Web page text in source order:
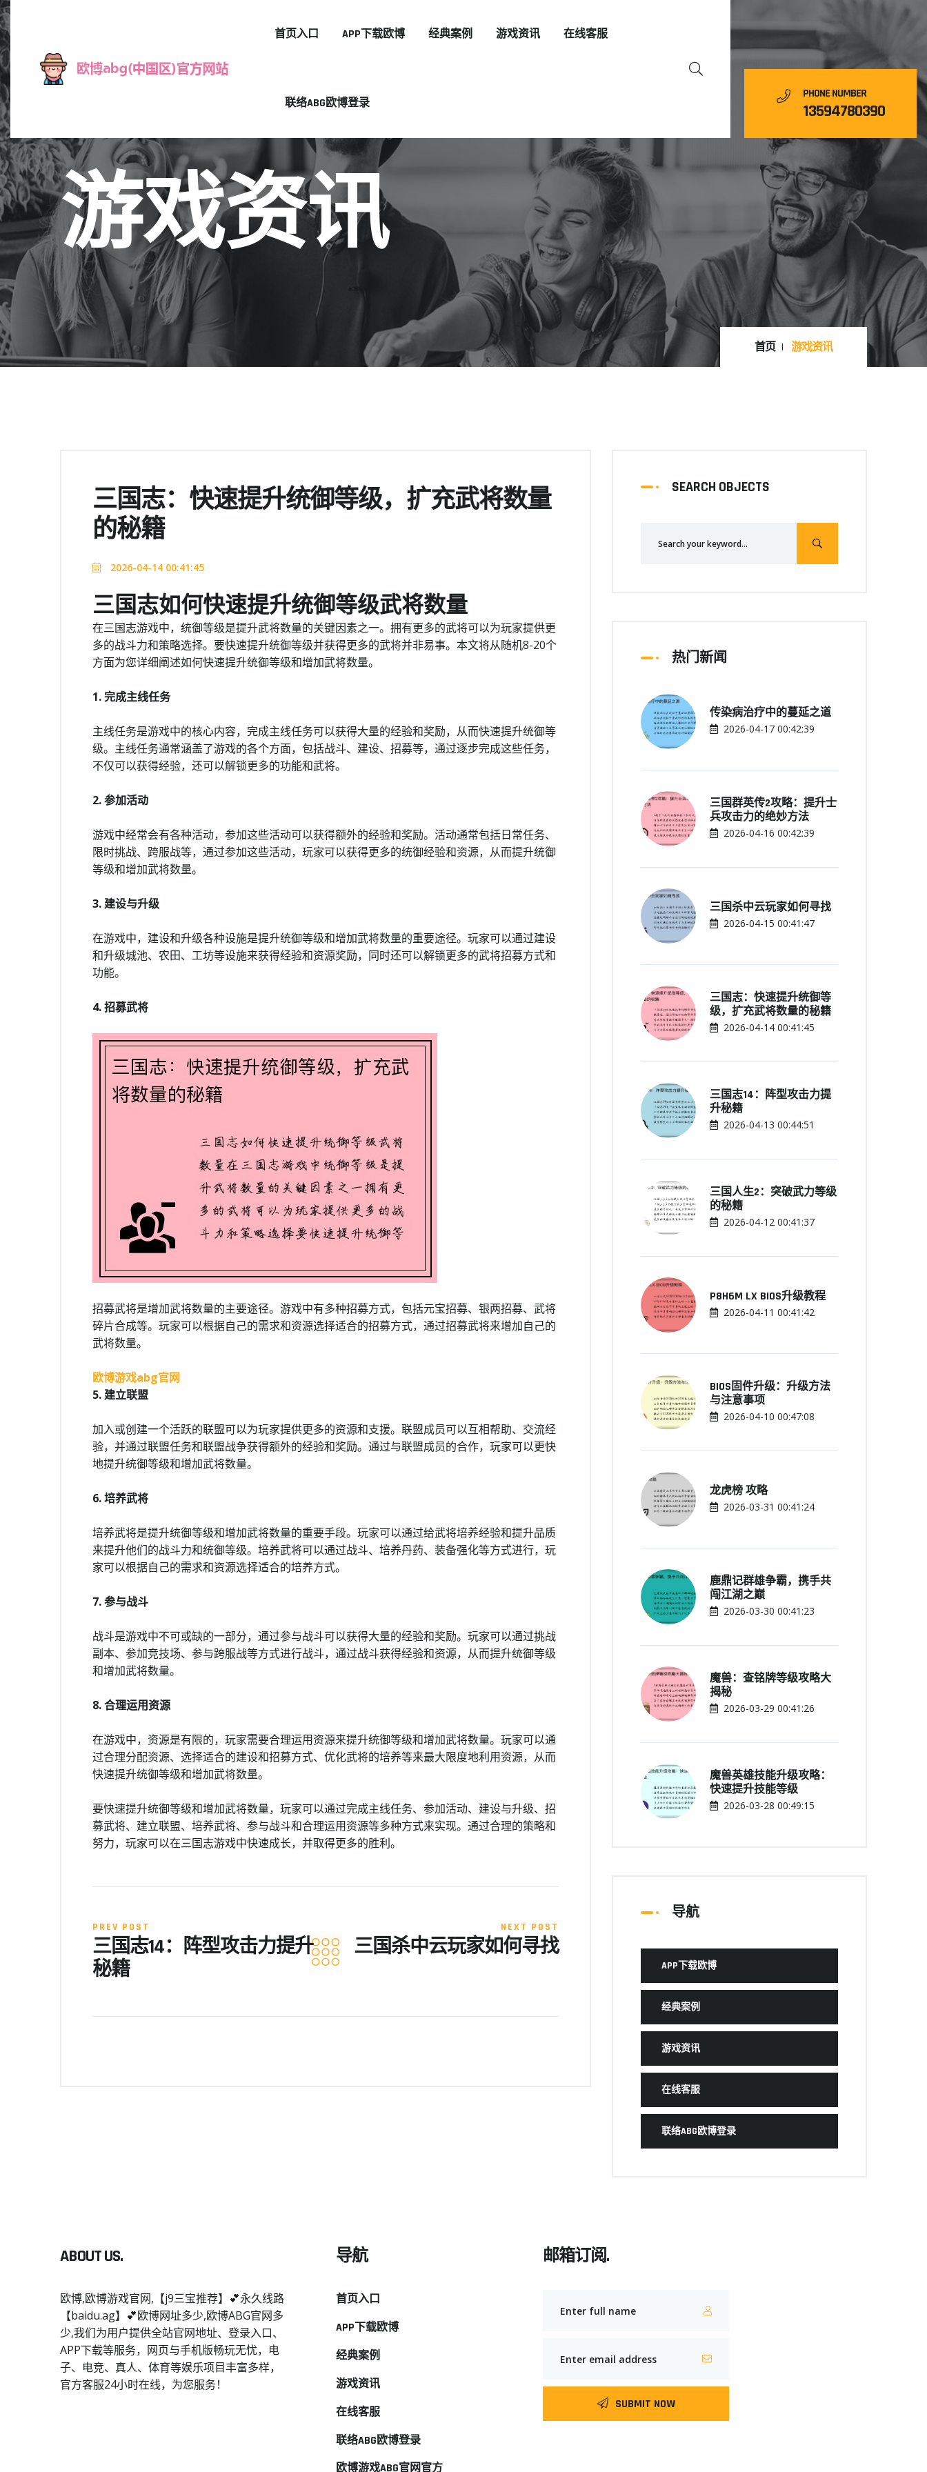
首页入口 APP下载欧博 经典案例 游戏资讯 在线客服
联络ABG欧博登录
PHONE NUMBER
13594780390
游戏资讯
首页 游戏资讯
三国志：快速提升统御等级，扩充武将数量
的秘籍
2026-04-14 00:41:45
三国志如何快速提升统御等级武将数量
在三国志游戏中，统御等级是提升武将数量的关键因素之一。拥有更多的武将可以为玩家提供更
多的战斗力和策略选择。要快速提升统御等级并获得更多的武将并非易事。本文将从随机8-20个
方面为您详细阐述如何快速提升统御等级和增加武将数量。
1. 完成主线任务
主线任务是游戏中的核心内容，完成主线任务可以获得大量的经验和奖励，从而快速提升统御等
级。主线任务通常涵盖了游戏的各个方面，包括战斗、建设、招募等，通过逐步完成这些任务，
不仅可以获得经验，还可以解锁更多的功能和武将。
2. 参加活动
游戏中经常会有各种活动，参加这些活动可以获得额外的经验和奖励。活动通常包括日常任务、
限时挑战、跨服战等，通过参加这些活动，玩家可以获得更多的统御经验和资源，从而提升统御
等级和增加武将数量。
3. 建设与升级
在游戏中，建设和升级各种设施是提升统御等级和增加武将数量的重要途径。玩家可以通过建设
和升级城池、农田、工坊等设施来获得经验和资源奖励，同时还可以解锁更多的武将招募方式和
功能。
4. 招募武将
招募武将是增加武将数量的主要途径。游戏中有多种招募方式，包括元宝招募、银两招募、武将
碎片合成等。玩家可以根据自己的需求和资源选择适合的招募方式，通过招募武将来增加自己的
武将数量。
欧博游戏abg官网
5. 建立联盟
加入或创建一个活跃的联盟可以为玩家提供更多的资源和支援。联盟成员可以互相帮助、交流经
验，并通过联盟任务和联盟战争获得额外的经验和奖励。通过与联盟成员的合作，玩家可以更快
地提升统御等级和增加武将数量。
6. 培养武将
培养武将是提升统御等级和增加武将数量的重要手段。玩家可以通过给武将培养经验和提升品质
来提升他们的战斗力和统御等级。培养武将可以通过战斗、培养丹药、装备强化等方式进行，玩
家可以根据自己的需求和资源选择适合的培养方式。
7. 参与战斗
战斗是游戏中不可或缺的一部分，通过参与战斗可以获得大量的经验和奖励。玩家可以通过挑战
副本、参加竞技场、参与跨服战等方式进行战斗，通过战斗获得经验和资源，从而提升统御等级
和增加武将数量。
8. 合理运用资源
在游戏中，资源是有限的，玩家需要合理运用资源来提升统御等级和增加武将数量。玩家可以通
过合理分配资源、选择适合的建设和招募方式、优化武将的培养等来最大限度地利用资源，从而
快速提升统御等级和增加武将数量。
要快速提升统御等级和增加武将数量，玩家可以通过完成主线任务、参加活动、建设与升级、招
募武将、建立联盟、培养武将、参与战斗和合理运用资源等多种方式来实现。通过合理的策略和
努力，玩家可以在三国志游戏中快速成长，并取得更多的胜利。
PREV POST
三国志14：阵型攻击力提升
秘籍
NEXT POST
三国杀中云玩家如何寻找
SEARCH OBJECTS
热门新闻
传染病治疗中的蔓延之道
2026-04-17 00:42:39
三国群英传2攻略：提升士
兵攻击力的绝妙方法
2026-04-16 00:42:39
三国杀中云玩家如何寻找
2026-04-15 00:41:47
三国志：快速提升统御等
级，扩充武将数量的秘籍
2026-04-14 00:41:45
三国志14：阵型攻击力提
升秘籍
2026-04-13 00:44:51
三国人生2：突破武力等级
的秘籍
2026-04-12 00:41:37
P8H6M LX BIOS升级教程
2026-04-11 00:41:42
BIOS固件升级：升级方法
与注意事项
2026-04-10 00:47:08
龙虎榜 攻略
2026-03-31 00:41:24
鹿鼎记群雄争霸，携手共
闯江湖之巅
2026-03-30 00:41:23
魔兽：查铭牌等级攻略大
揭秘
2026-03-29 00:41:26
魔兽英雄技能升级攻略：
快速提升技能等级
2026-03-28 00:49:15
导航
APP下载欧博
经典案例
游戏资讯
在线客服
联络ABG欧博登录
ABOUT US.
欧博,欧博游戏官网,【j9三宝推荐】💕永久线路
【baidu.ag】💕欧博网址多少,欧博ABG官网多
少,我们为用户提供全站官网地址、登录入口、
APP下载等服务，网页与手机版畅玩无忧，电
子、电竞、真人、体育等娱乐项目丰富多样，
官方客服24小时在线，为您服务！
导航
首页入口
APP下载欧博
经典案例
游戏资讯
在线客服
联络ABG欧博登录
欧博游戏ABG官网官方
邮箱订阅.
SUBMIT NOW